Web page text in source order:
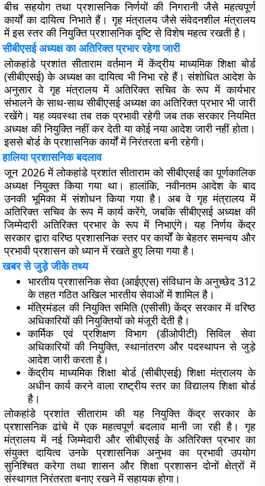
बीच सहयोग तथा प्रशासनिक निर्णयों की निगरानी जैसे महत्वपूर्ण
कार्यों का दायित्व निभाते हैं। गृह मंत्रालय जैसे संवेदनशील मंत्रालय
में इस स्तर की नियुक्ति प्रशासनिक दृष्टि से विशेष महत्व रखती है।
सीबीएसई अध्यक्ष का अतिरिक्त प्रभार रहेगा जारी
लोकहांडे प्रशांत सीताराम वर्तमान में केंद्रीय माध्यमिक शिक्षा बोर्ड
(सीबीएसई) के अध्यक्ष का दायित्व भी निभा रहे हैं। संशोधित आदेश के
अनुसार वे गृह मंत्रालय में अतिरिक्त सचिव के रूप में कार्यभार
संभालने के साथ-साथ सीबीएसई अध्यक्ष का अतिरिक्त प्रभार भी जारी
रखेंगे। यह व्यवस्था तब तक प्रभावी रहेगी जब तक सरकार नियमित
अध्यक्ष की नियुक्ति नहीं कर देती या कोई नया आदेश जारी नहीं होता।
इससे बोर्ड के प्रशासनिक कार्यों में निरंतरता बनी रहेगी।
हालिया प्रशासनिक बदलाव
जून 2026 में लोकहांडे प्रशांत सीताराम को सीबीएसई का पूर्णकालिक
अध्यक्ष नियुक्त किया गया था। हालांकि, नवीनतम आदेश के बाद
उनकी भूमिका में संशोधन किया गया है। अब वे गृह मंत्रालय में
अतिरिक्त सचिव के रूप में कार्य करेंगे, जबकि सीबीएसई अध्यक्ष की
जिम्मेदारी अतिरिक्त प्रभार के रूप में निभाएंगे। यह निर्णय केंद्र
सरकार द्वारा वरिष्ठ प्रशासनिक स्तर पर कार्यों के बेहतर समन्वय और
प्रभावी प्रशासन को ध्यान में रखते हुए लिया गया है।
खबर से जुड़े जीके तथ्य
भारतीय प्रशासनिक सेवा (आईएएस) संविधान के अनुच्छेद 312
के तहत गठित अखिल भारतीय सेवाओं में शामिल है।
मंत्रिमंडल की नियुक्ति समिति (एसीसी) केंद्र सरकार में वरिष्ठ
अधिकारियों की नियुक्तियों को मंजूरी देती है।
कार्मिक एवं प्रशिक्षण विभाग (डीओपीटी) सिविल सेवा
अधिकारियों की नियुक्ति, स्थानांतरण और पदस्थापन से जुड़े
आदेश जारी करता है।
केंद्रीय माध्यमिक शिक्षा बोर्ड (सीबीएसई) शिक्षा मंत्रालय के
अधीन कार्य करने वाला राष्ट्रीय स्तर का विद्यालय शिक्षा बोर्ड
है।
लोकहांडे प्रशांत सीताराम की यह नियुक्ति केंद्र सरकार के
प्रशासनिक ढांचे में एक महत्वपूर्ण बदलाव मानी जा रही है। गृह
मंत्रालय में नई जिम्मेदारी और सीबीएसई के अतिरिक्त प्रभार का
संयुक्त दायित्व उनके प्रशासनिक अनुभव का प्रभावी उपयोग
सुनिश्चित करेगा तथा शासन और शिक्षा प्रशासन दोनों क्षेत्रों में
संस्थागत निरंतरता बनाए रखने में सहायक होगा।